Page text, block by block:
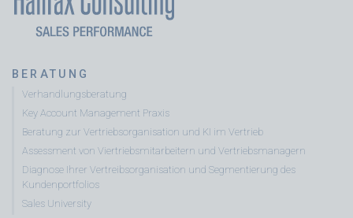
BERATUNG
Verhandlungsberatung
Key Account Management Praxis
Beratung zur Vertriebsorganisation und KI im Vertrieb
Assessment von Viertriebsmitarbeitern und Vertriebsmanagern
Diagnose Ihrer Vertreibsorganisation und Segmentierung des
Kundenportfolios
Sales University